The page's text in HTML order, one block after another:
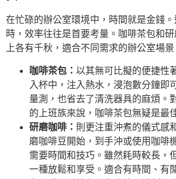
在忙碌的辦公室環境中，時間就是金錢
時，效率往往是首要考量。咖啡茶包和
上各有千秋，適合不同需求的辦公室場景
咖啡茶包： 以其無可比擬的便捷性
入杯中，注入熱水，浸泡數分鐘即
量測，也省去了清洗器具的麻煩。
的上班族來說，咖啡茶包無疑是最
研磨咖啡： 則更注重沖煮的儀式感
磨咖啡豆開始，到手沖或使用咖啡
需要時間和技巧。雖然耗時較長，
一種放鬆和享受。適合有時間、有